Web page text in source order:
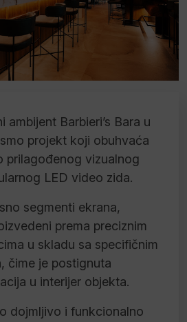
ambijent Barbieri’s Bara u
projekt koji obuhvaća
prilagođenog vizualnog
LED video zida.
segmenti ekrana,
prema preciznim
u skladu sa specifičnim
čime je postignuta
u interijer objekta.
dojmljivo i funkcionalno